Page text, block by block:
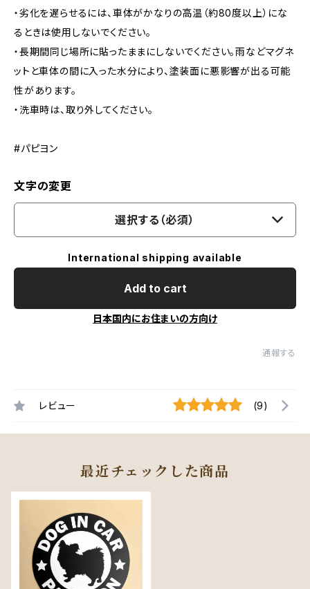
・劣化を遅らせるには、車体がかなりの高温（約80度以上）にな
るときは使用しないでください。
・長期間同じ場所に貼ったままにしないでください。雨などマグネ
ットと車体の間に入った水分により、塗装面に悪影響が出る可能
性があります。
・洗車時は、取り外してください。
#パピヨン
文字の変更
選択する（必須）
International shipping available
Add to cart
日本国内にお住まいの方向け
通報する
レビュー (9)
最近チェックした商品